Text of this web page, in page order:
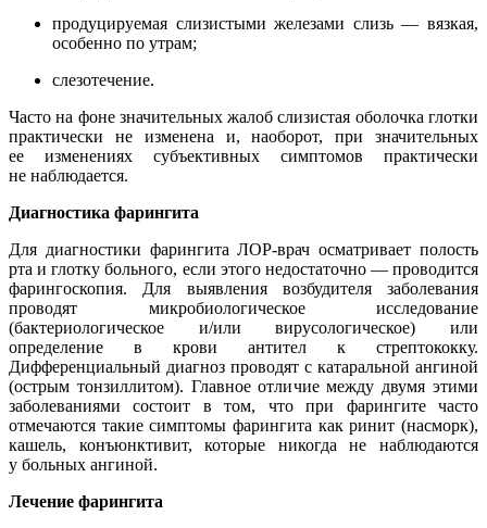
продуцируемая слизистыми железами слизь — вязкая,
особенно по утрам;
слезотечение.
Часто на фоне значительных жалоб слизистая оболочка глотки
практически не изменена и, наоборот, при значительных
ее изменениях субъективных симптомов практически
не наблюдается.
Диагностика фарингита
Для диагностики фарингита ЛОР-врач осматривает полость
рта и глотку больного, если этого недостаточно — проводится
фарингоскопия. Для выявления возбудителя заболевания
проводят микробиологическое исследование
(бактериологическое и/или вирусологическое) или
определение в крови антител к стрептококку.
Дифференциальный диагноз проводят с катаральной ангиной
(острым тонзиллитом). Главное отличие между двумя этими
заболеваниями состоит в том, что при фарингите часто
отмечаются такие симптомы фарингита как ринит (насморк),
кашель, конъюнктивит, которые никогда не наблюдаются
у больных ангиной.
Лечение фарингита